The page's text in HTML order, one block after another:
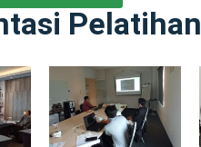
Pelatihan